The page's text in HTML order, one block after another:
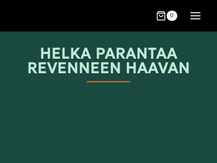
0
HELKA PARANTAA
REVENNEEN HAAVAN